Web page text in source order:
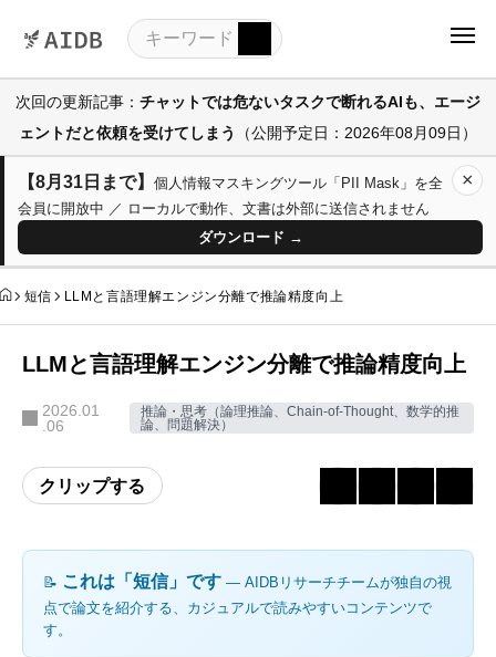
次回の更新記事： チャットでは危ないタスクで断れるAIも、エージ
ェントだと依頼を受けてしまう
（公開予定日：2026年08月09日）
【8月31日まで】 個人情報マスキングツール「PII Mask」を全
会員に開放中 ／ ローカルで動作、文書は外部に送信されません
ダウンロード →
×
短信 LLMと言語理解エンジン分離で推論精度向上
LLMと言語理解エンジン分離で推論精度向上
2026.01
.06
推論・思考（論理推論、Chain-of-Thought、数学的推
論、問題解決）
クリップする
📝 これは「短信」です ― AIDBリサーチチームが独自の視
点で論文を紹介する、カジュアルで読みやすいコンテンツで
す。